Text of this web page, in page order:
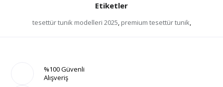
Etiketler
tesettür tunik modelleri 2025, premium tesettür tunik,
%100 Güvenli
Alışveriş